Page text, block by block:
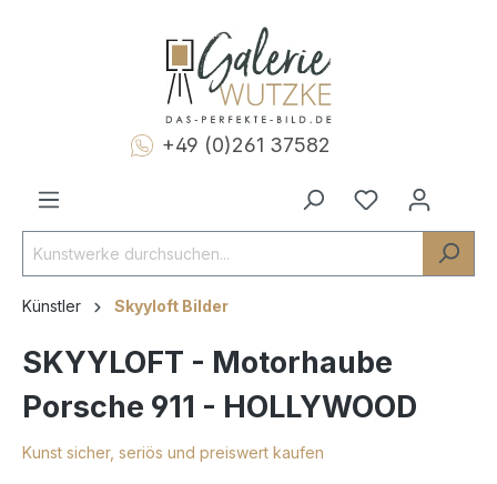
+49 (0)261 37582
Künstler Skyyloft Bilder
SKYYLOFT - Motorhaube
Porsche 911 - HOLLYWOOD
Kunst sicher, seriös und preiswert kaufen